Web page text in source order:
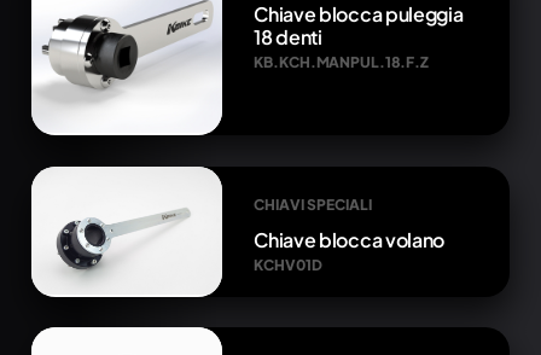
Chiave blocca puleggia
18 denti
KB.KCH.MANPUL.18.F.Z
CHIAVI SPECIALI
Chiave blocca volano
KCHV01D